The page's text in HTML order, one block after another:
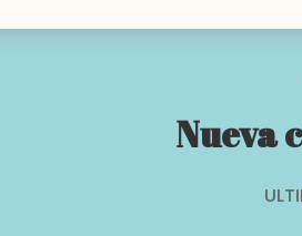
Nueva